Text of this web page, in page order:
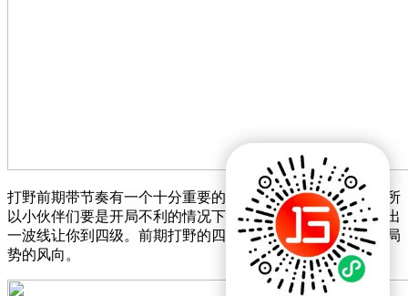
打野前期带节奏有一个十分重要的节奏点，就是四级抓人。所
以小伙伴们要是开局不利的情况下，请和队友沟通让他们让出
一波线让你到四级。前期打野的四级决定了一局游戏前中期局
势的风向。